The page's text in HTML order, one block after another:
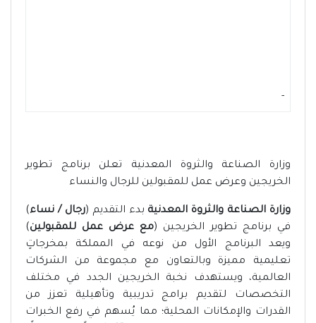
-
وزارة الصناعة والثروة المعدنية تعلن برنامج تطوير
الخريجين وعرض عمل للمقبولين للرجال والنساء
وزارة الصناعة والثروة المعدنية بدء التقديم (رجال / نساء)
في برنامج تطوير الخريجين (مع عرض عمل للمقبولين)
ويعد البرنامج الأول من نوعه في المملكة بمخرجاتٍ
تعليمية مميزة وبالتعاون مع مجموعة من الشركات
العالمية، ويستهدف نخبة الخريجين الجدد في مختلف
التخصصات لتقديم برامج تدريبية وتأهيلية تعزز من
القدرات والإمكانات المحلية؛ مما يُسهم في رفع الخبرات